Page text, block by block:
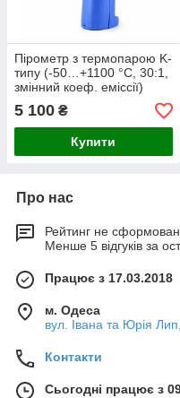
Пірометр з термопарою K-
типу (-50…+1100 °С, 30:1,
змінний коеф. еміссії)
FLUR IR-834
5 100 ₴
Купити
Про нас
Рейтинг не
Менше 5 відгуків за
Працює з 17.03.2018
м. Одеса
вул. Івана та Юрія
Контакти
Сьогодні працює з